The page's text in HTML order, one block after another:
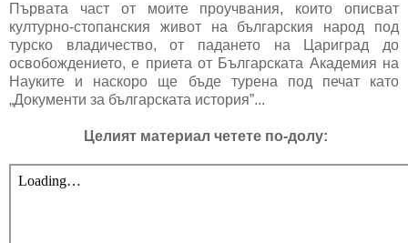
Първата част от моите проучвания, които описват
културно-стопанския живот на българския народ под
турско владичество, от падането на Цариград до
освобождението, е приета от Българската Академия на
Науките и наскоро ще бъде турена под печат като
„Документи за българската история”...
Целият материал четете по-долу: